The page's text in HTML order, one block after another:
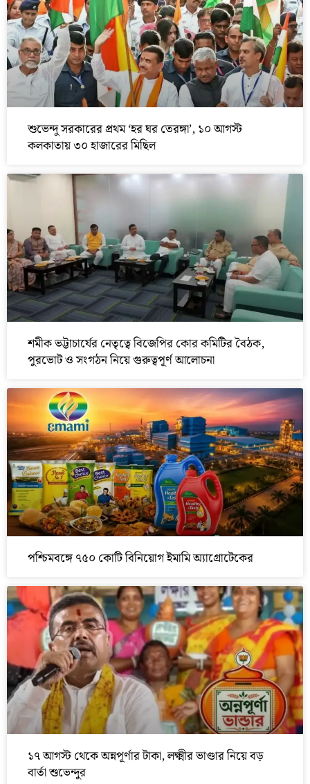
শুভেন্দু সরকারের প্রথম ‘হর ঘর তেরঙ্গা’, ১০ আগস্ট
কলকাতায় ৩০ হাজারের মিছিল
শমীক ভট্টাচার্যের নেতৃত্বে বিজেপির কোর কমিটির বৈঠক,
পুরভোট ও সংগঠন নিয়ে গুরুত্বপূর্ণ আলোচনা
পশ্চিমবঙ্গে ৭৫০ কোটি বিনিয়োগ ইমামি অ্যাগ্রোটেকের
১৭ আগস্ট থেকে অন্নপূর্ণার টাকা, লক্ষ্মীর ভাণ্ডার নিয়ে বড়
বার্তা শুভেন্দুর